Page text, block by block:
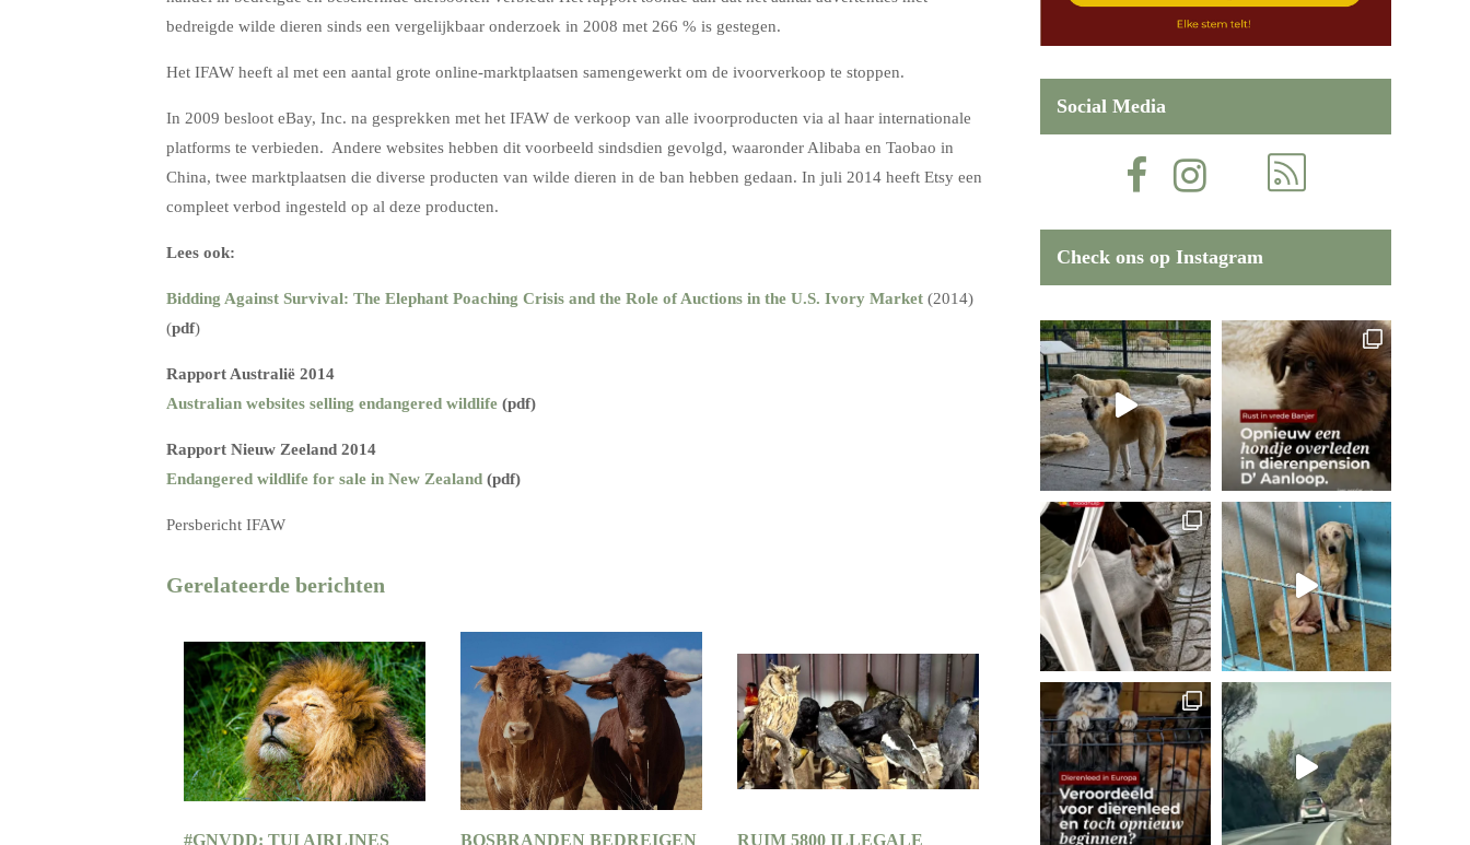
bedreigde wilde dieren sinds een vergelijkbaar onderzoek in 2008 met 266 % is gestegen.
Het IFAW heeft al met een aantal grote online-marktplaatsen samengewerkt om de ivoorverkoop te stoppen.
In 2009 besloot eBay, Inc. na gesprekken met het IFAW de verkoop van alle ivoorproducten via al haar internationale
platforms te verbieden. Andere websites hebben dit voorbeeld sindsdien gevolgd, waaronder Alibaba en Taobao in
China, twee marktplaatsen die diverse producten van wilde dieren in de ban hebben gedaan. In juli 2014 heeft Etsy een
compleet verbod ingesteld op al deze producten.
Lees ook:
Bidding Against Survival: The Elephant Poaching Crisis and the Role of Auctions in the U.S. Ivory Market (2014)
(pdf)
Rapport Australië 2014
Australian websites selling endangered wildlife (pdf)
Rapport Nieuw Zeeland 2014
Endangered wildlife for sale in New Zealand (pdf)
Persbericht IFAW
Gerelateerde berichten
#GNVDD: TUI AIRLINES
BOSBRANDEN BEDREIGEN
RUIM 5800 ILLEGALE
Social Media
Check ons op Instagram